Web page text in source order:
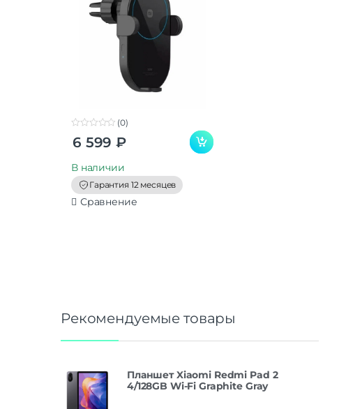
o
o
(0)
6 599 ₽
В наличии
Гарантия 12 месяцев
Сравнение
Рекомендуемые товары
Планшет Xiaomi Redmi Pad 2
4/128GB Wi-Fi Graphite Gray